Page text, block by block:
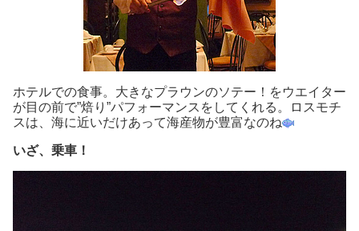
ホテルでの食事。大きなプラウンのソテー！をウエイター
が目の前で”焙り”パフォーマンスをしてくれる。ロスモチ
スは、海に近いだけあって海産物が豊富なのね
いざ、乗車！